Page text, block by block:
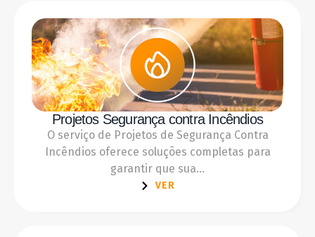
Projetos Segurança contra Incêndios
O serviço de Projetos de Segurança Contra
Incêndios oferece soluções completas para
garantir que sua...
VER